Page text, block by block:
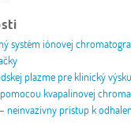
iónovej
plazme pre klinický
kvapalinovej
neinvazívny prístup k